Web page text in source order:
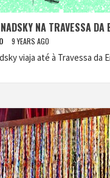
NA TRAVESSA DA
9 YEARS AGO
viaja até à Travessa da